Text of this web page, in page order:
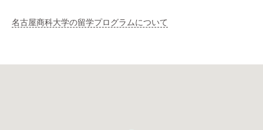
名古屋商科大学の留学プログラムについて